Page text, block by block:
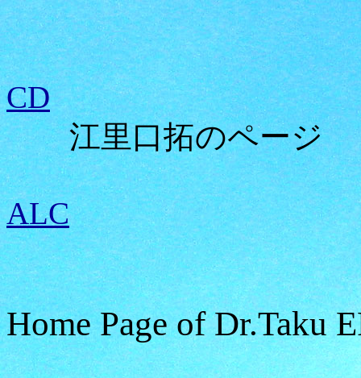
CD
江里口拓のページ
ALC
Home Page of Dr.Taku